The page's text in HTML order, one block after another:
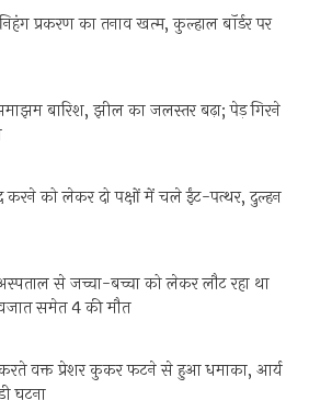
प्रकरण का तनाव खत्म, कुल्हाल बॉर्डर पर
बारिश, झील का जलस्तर बढ़ा; पेड़ गिरने
को लेकर दो पक्षों में चले ईंट-पत्थर, दुल्हन
से जच्चा-बच्चा को लेकर लौट रहा था
समेत 4 की मौत
करते वक्त प्रेशर कुकर फटने से हुआ धमाका, आर्य